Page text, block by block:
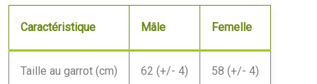
Caractéristique Mâle Femelle
Taille au garrot (cm) 62 (+/- 4) 58 (+/- 4)